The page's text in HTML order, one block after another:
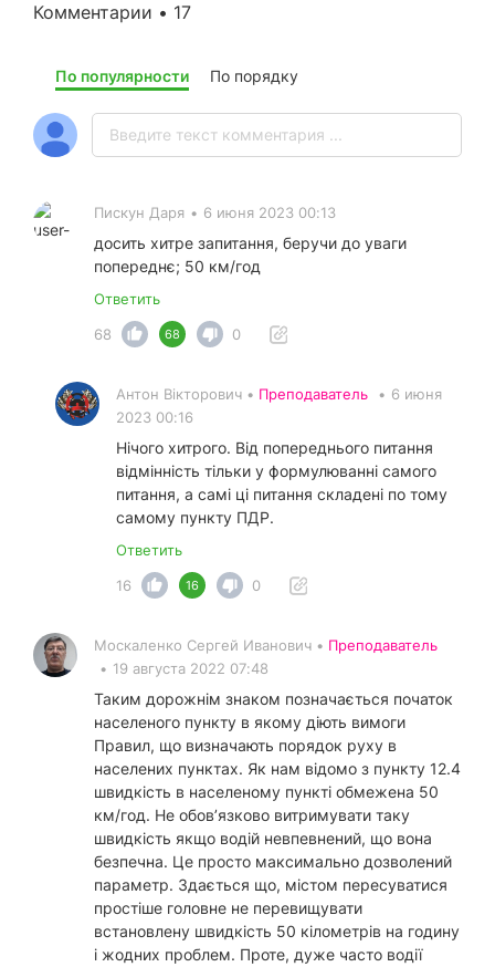
Комментарии • 17
По популярности По порядку
Пискун Даря • 6 июня 2023 00:13
досить хитре запитання, беручи до уваги
попереднє; 50 км/год
Ответить
68
68 0
Антон Вікторович • Преподаватель • 6 июня
2023 00:16
Нічого хитрого. Від попереднього питання
відмінність тільки у формулюванні самого
питання, а самі ці питання складені по тому
самому пункту ПДР.
Ответить
16
16 0
Москаленко Сергей Иванович • Преподаватель
• 19 августа 2022 07:48
Таким дорожнім знаком позначається початок
населеного пункту в якому діють вимоги
Правил, що визначають порядок руху в
населених пунктах. Як нам відомо з пункту 12.4
швидкість в населеному пункті обмежена 50
км/год. Не обов’язково витримувати таку
швидкість якщо водій невпевнений, що вона
безпечна. Це просто максимально дозволений
параметр. Здається що, містом пересуватися
простіше головне не перевищувати
встановлену швидкість 50 кілометрів на годину
і жодних проблем. Проте, дуже часто водії